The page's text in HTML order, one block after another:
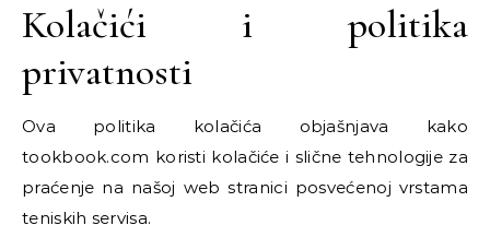
Kolačići i politika
privatnosti
Ova politika kolačića objašnjava kako
tookbook.com koristi kolačiće i slične tehnologije za
praćenje na našoj web stranici posvećenoj vrstama
teniskih servisa.